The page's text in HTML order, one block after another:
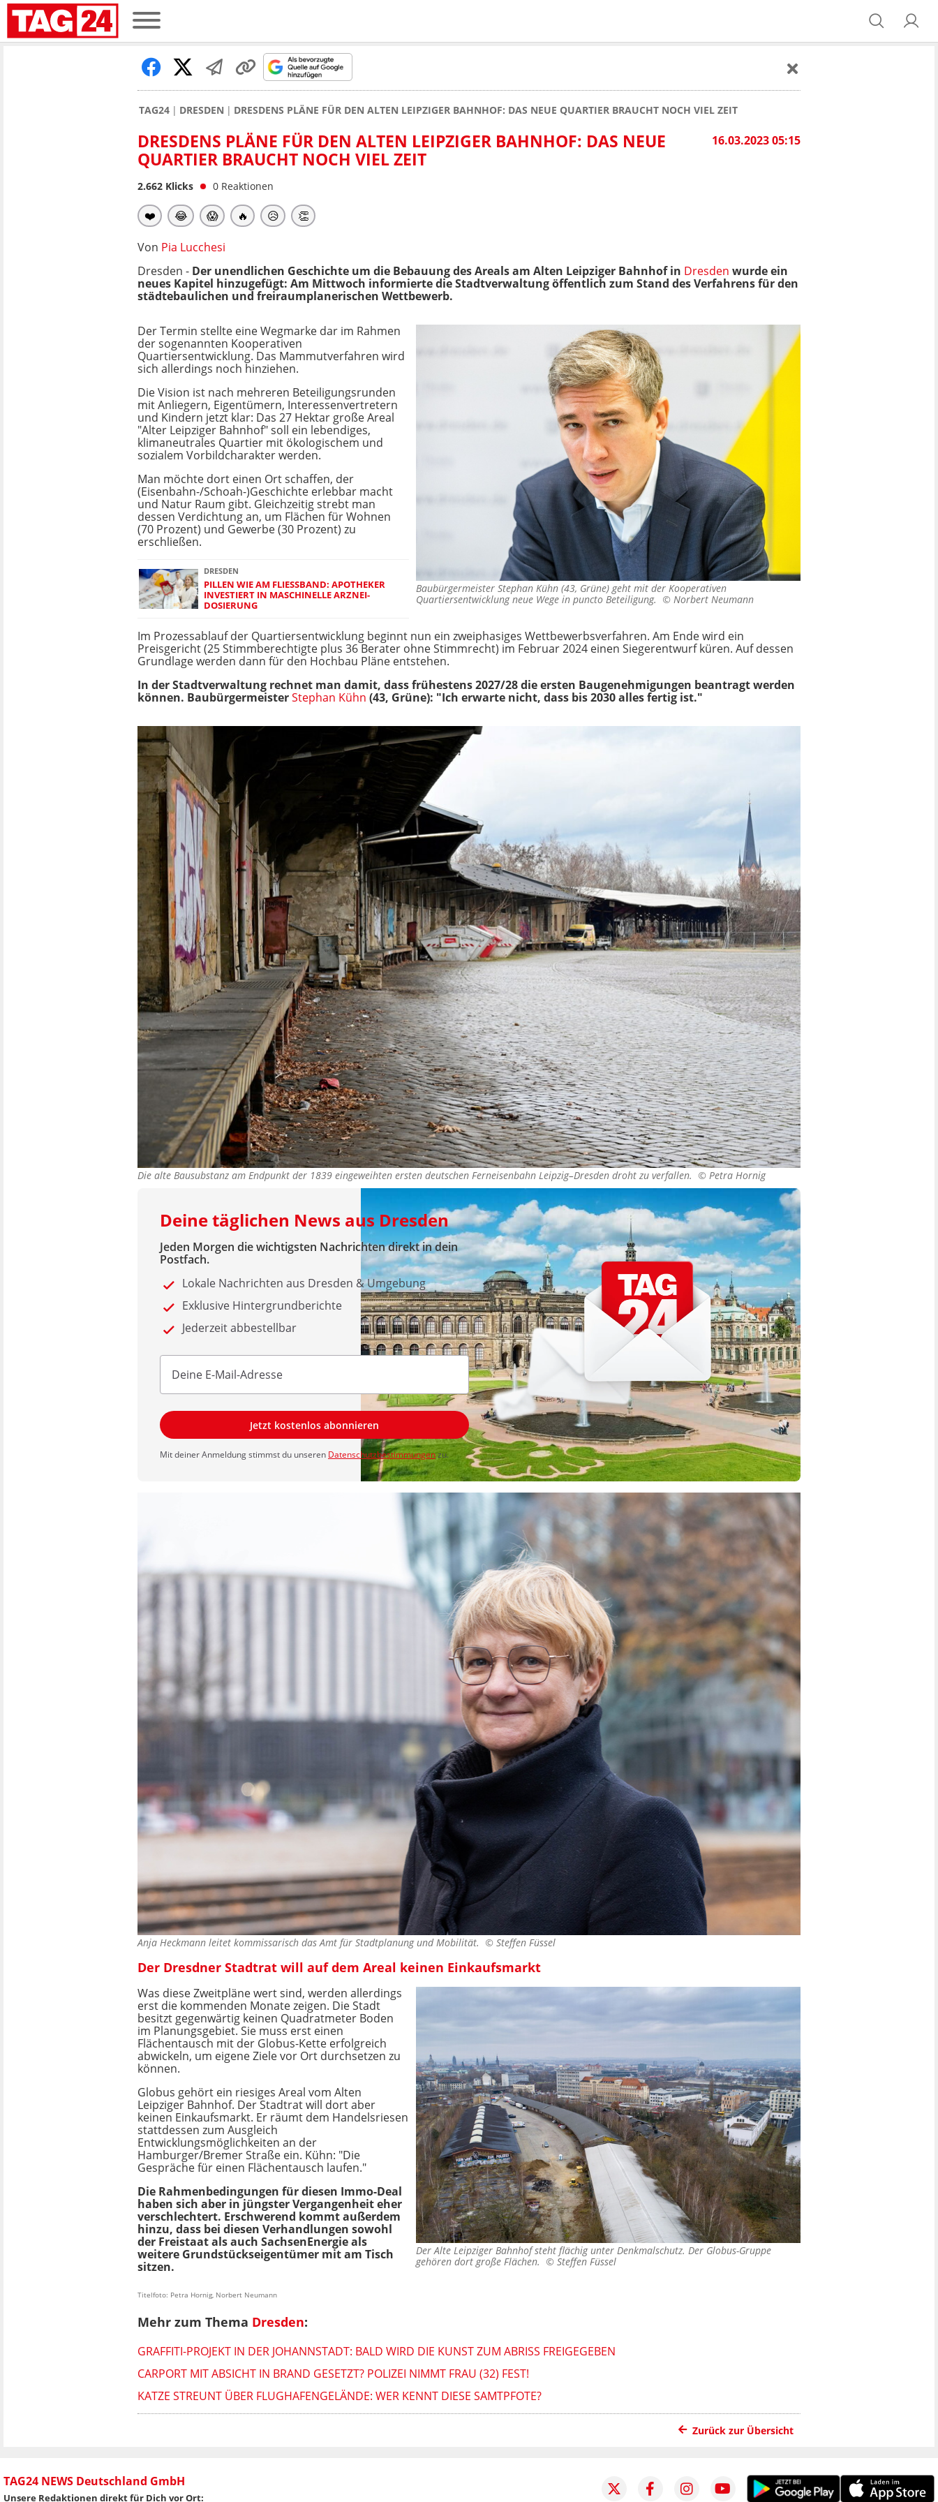
TAG24 DRESDEN DRESDENS PLÄNE FÜR DEN ALTEN LEIPZIGER BAHNHOF: DAS NEUE QUARTIER BRAUCHT NOCH VIEL ZEIT
16.03.2023 05:15
DRESDENS PLÄNE FÜR DEN ALTEN LEIPZIGER BAHNHOF: DAS NEUE
QUARTIER BRAUCHT NOCH VIEL ZEIT
2.662 Klicks 0 Reaktionen
❤️ 😂 😱 🔥 😥 👏
Von Pia Lucchesi
Dresden - Der unendlichen Geschichte um die Bebauung des Areals am Alten Leipziger Bahnhof in Dresden wurde ein
neues Kapitel hinzugefügt: Am Mittwoch informierte die Stadtverwaltung öffentlich zum Stand des Verfahrens für den
städtebaulichen und freiraumplanerischen Wettbewerb.
Baubürgermeister Stephan Kühn (43, Grüne) geht mit der Kooperativen
Quartiersentwicklung neue Wege in puncto Beteiligung. © Norbert Neumann
Der Termin stellte eine Wegmarke dar im Rahmen
der sogenannten Kooperativen
Quartiersentwicklung. Das Mammutverfahren wird
sich allerdings noch hinziehen.
Die Vision ist nach mehreren Beteiligungsrunden
mit Anliegern, Eigentümern, Interessenvertretern
und Kindern jetzt klar: Das 27 Hektar große Areal
"Alter Leipziger Bahnhof" soll ein lebendiges,
klimaneutrales Quartier mit ökologischem und
sozialem Vorbildcharakter werden.
Man möchte dort einen Ort schaffen, der
(Eisenbahn-/Schoah-)Geschichte erlebbar macht
und Natur Raum gibt. Gleichzeitig strebt man
dessen Verdichtung an, um Flächen für Wohnen
(70 Prozent) und Gewerbe (30 Prozent) zu
erschließen.
DRESDEN
PILLEN WIE AM FLIESSBAND: APOTHEKER I
NVESTIERT IN MASCHINELLE ARZNEI-D
OSIERUNG
Im Prozessablauf der Quartiersentwicklung beginnt nun ein zweiphasiges Wettbewerbsverfahren. Am Ende wird ein
Preisgericht (25 Stimmberechtigte plus 36 Berater ohne Stimmrecht) im Februar 2024 einen Siegerentwurf küren. Auf dessen
Grundlage werden dann für den Hochbau Pläne entstehen.
In der Stadtverwaltung rechnet man damit, dass frühestens 2027/28 die ersten Baugenehmigungen beantragt werden
können. BaubürgermeisterStephan Kühn (43, Grüne): "Ich erwarte nicht, dass bis 2030 alles fertig ist."
Die alte Bausubstanz am Endpunkt der 1839 eingeweihten ersten deutschen Ferneisenbahn Leipzig–Dresden droht zu verfallen. © Petra Hornig
Deine täglichen News aus Dresden
Jeden Morgen die wichtigsten Nachrichten direkt in dein
Postfach.
Lokale Nachrichten aus Dresden & Umgebung
Exklusive Hintergrundberichte
Jederzeit abbestellbar
Jetzt kostenlos abonnieren
Mit deiner Anmeldung stimmst du unseren Datenschutzbestimmungenzu.
Anja Heckmann leitet kommissarisch das Amt für Stadtplanung und Mobilität. © Steffen Füssel
Der Dresdner Stadtrat will auf dem Areal keinen Einkaufsmarkt
Der Alte Leipziger Bahnhof steht flächig unter Denkmalschutz. Der Globus-Gruppe
gehören dort große Flächen. © Steffen Füssel
Was diese Zweitpläne wert sind, werden allerdings
erst die kommenden Monate zeigen. Die Stadt
besitzt gegenwärtig keinen Quadratmeter Boden
im Planungsgebiet. Sie muss erst einen
Flächentausch mit der Globus-Kette erfolgreich
abwickeln, um eigene Ziele vor Ort durchsetzen zu
können.
Globus gehört ein riesiges Areal vom Alten
Leipziger Bahnhof. Der Stadtrat will dort aber
keinen Einkaufsmarkt. Er räumt dem Handelsriesen
stattdessen zum Ausgleich
Entwicklungsmöglichkeiten an der
Hamburger/Bremer Straße ein. Kühn: "Die
Gespräche für einen Flächentausch laufen."
Die Rahmenbedingungen für diesen Immo-Deal
haben sich aber in jüngster Vergangenheit eher
verschlechtert. Erschwerend kommt außerdem
hinzu, dass bei diesen Verhandlungen sowohl
der Freistaat als auch SachsenEnergie als
weitere Grundstückseigentümer mit am Tisch
sitzen.
Titelfoto: Petra Hornig, Norbert Neumann
Mehr zum Thema Dresden:
GRAFFITI-PROJEKT IN DER JOHANNSTADT: BALD WIRD DIE KUNST ZUM ABRISS FREIGEGEBEN
CARPORT MIT ABSICHT IN BRAND GESETZT? POLIZEI NIMMT FRAU (32) FEST!
KATZE STREUNT ÜBER FLUGHAFENGELÄNDE: WER KENNT DIESE SAMTPFOTE?
Zurück zur Übersicht
TAG24 NEWS Deutschland GmbH
Unsere Redaktionen direkt für Dich vor Ort: